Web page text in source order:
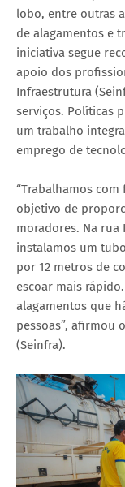
lobo, entre outras
de alagamentos e
iniciativa segue
apoio dos
Infraestrutura
serviços. Políticas
um trabalho
emprego de
“Trabalhamos
objetivo de
moradores. Na
instalamos um
por 12 metros de
escoar mais
alagamentos que
pessoas”, afirmou
(Seinfra).